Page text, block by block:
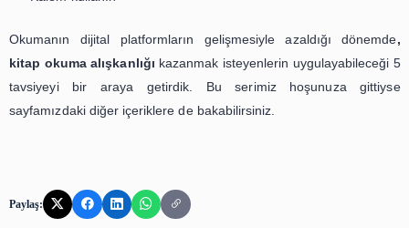
Her insanın kendine has bir düzeni veya yoğun bir
vardır. Bunlara gün içinde her ne kadar farketmesek
olmayan çeşitli planlar veya zaman harcadığımız
ediyoruz.
bazılarını çıkararak günde yarım saat olsa da